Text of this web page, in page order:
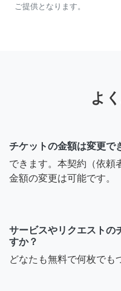
ご提供となります。
よ
チケットの金額は変更で
できます。本契約（依頼
金額の変更は可能です。
サービスやリクエストの
すか？
どなたも無料で何枚でも